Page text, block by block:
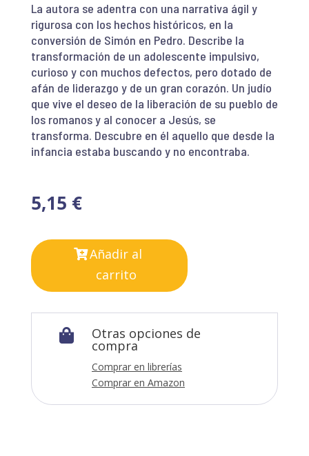
La autora se adentra con una narrativa ágil y
rigurosa con los hechos históricos, en la
conversión de Simón en Pedro. Describe la
transformación de un adolescente impulsivo,
curioso y con muchos defectos, pero dotado de
afán de liderazgo y de un gran corazón. Un judío
que vive el deseo de la liberación de su pueblo de
los romanos y al conocer a Jesús, se
transforma. Descubre en él aquello que desde la
infancia estaba buscando y no encontraba.
5,15 €
Añadir al
carrito
 Otras opciones de
compra
Comprar en librerías
Comprar en Amazon